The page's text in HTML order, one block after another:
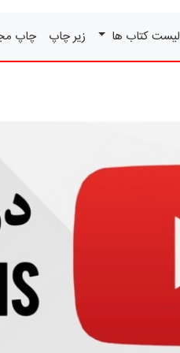
لیست کتاب ها زیر چاپ چاپ